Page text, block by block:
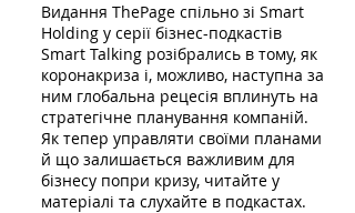
Видання ThePage спільно зі Smart
Holding у серії бізнес-подкастів
Smart Talking розібрались в тому, як
коронакриза і, можливо, наступна за
ним глобальна рецесія вплинуть на
стратегічне планування компаній.
Як тепер управляти своїми планами
й що залишається важливим для
бізнесу попри кризу, читайте у
матеріалі та слухайте в подкастах.